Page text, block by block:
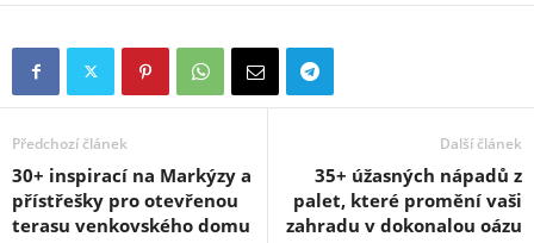
Předchozí článek
30+ inspirací na Markýzy a
přístřešky pro otevřenou
terasu venkovského domu
Další článek
35+ úžasných nápadů z
palet, které promění vaši
zahradu v dokonalou oázu